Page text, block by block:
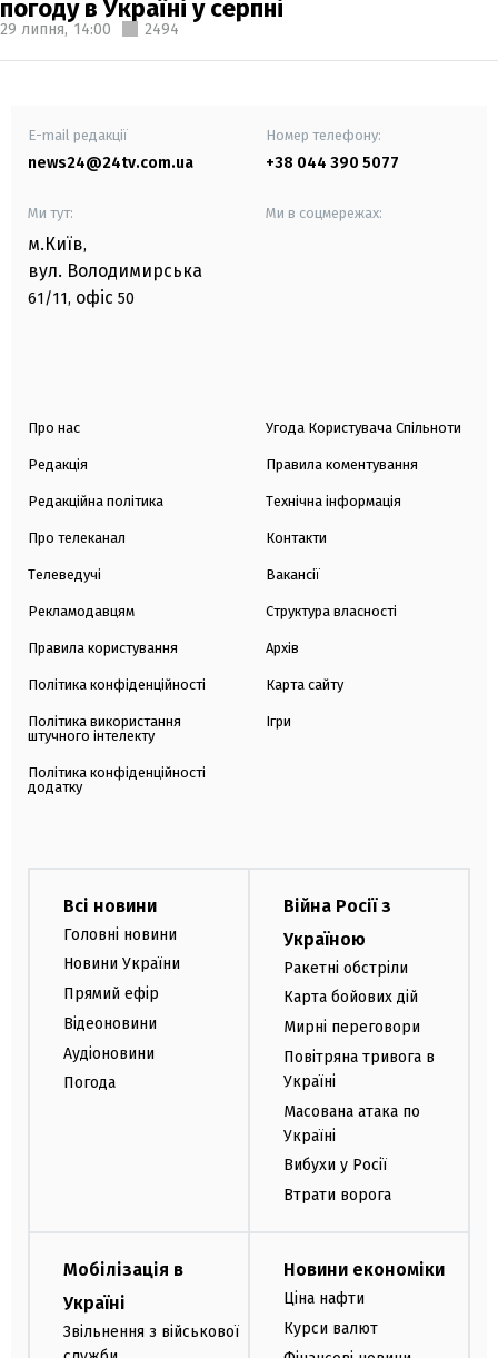
погоду в Україні у серпні
29 липня, 14:00 2494
E-mail редакції
news24@24tv.com.ua
Номер телефону:
+38 044 390 5077
Ми тут:
м.Київ,
вул. Володимирська
61/11, офіс 50
Ми в соцмережах:
Про нас
Редакція
Редакційна політика
Про телеканал
Телеведучі
Рекламодавцям
Правила користування
Політика конфіденційності
Політика використання
штучного інтелекту
Політика конфіденційності
додатку
Угода Користувача Спільноти
Правила коментування
Технічна інформація
Контакти
Вакансії
Структура власності
Архів
Карта сайту
Ігри
Всі новини
Головні новини
Новини України
Прямий ефір
Відеоновини
Аудіоновини
Погода
Війна Росії з
Україною
Ракетні обстріли
Карта бойових дій
Мирні переговори
Повітряна тривога в
Україні
Масована атака по
Україні
Вибухи у Росії
Втрати ворога
Мобілізація в
Україні
Звільнення з військової
Новини економіки
Ціна нафти
Курси валют